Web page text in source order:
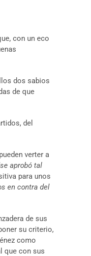
con un eco
dos sabios
de que
del
verter a
se aprobó tal
para unos
en contra del
de sus
su criterio,
como
que con sus